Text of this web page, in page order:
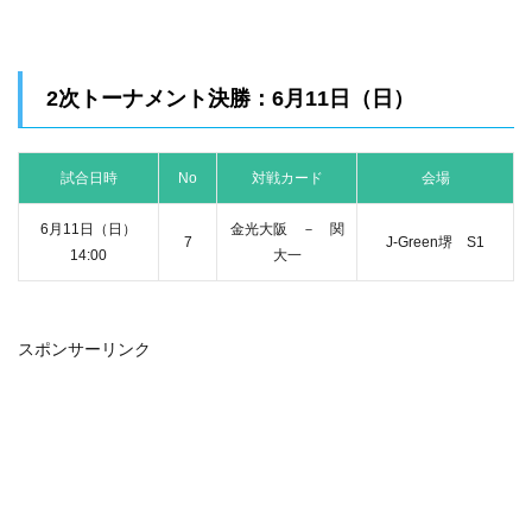
2次トーナメント決勝：6月11日（日）
試合日時 No 対戦カード 会場
6月11日（日）
14:00
7
金光大阪 － 関
大一
J-Green堺 S1
スポンサーリンク